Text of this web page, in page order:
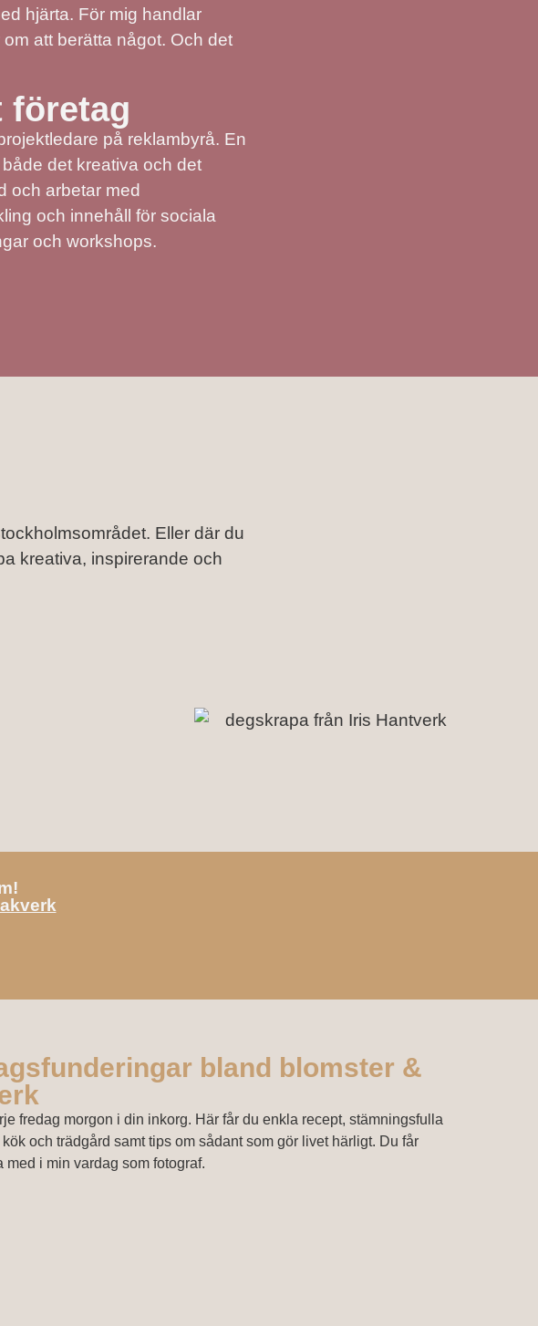
hjärta. För mig handlar
att berätta något. Och det
företag
på reklambyrå. En
det kreativa och det
och arbetar med
och innehåll för sociala
och workshops.
Eller där du
kreativa, inspirerande och
bland blomster &
fredag morgon i din inkorg. Här får du enkla recept, stämningsfulla
kök och trädgård samt tips om sådant som gör livet härligt. Du får
med i min vardag som fotograf.